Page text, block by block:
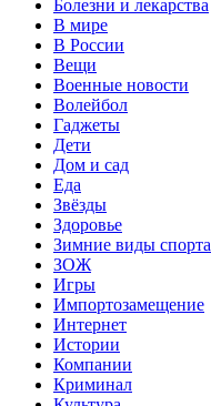
Болезни и лекарства
В мире
В России
Вещи
Военные новости
Волейбол
Гаджеты
Дети
Дом и сад
Еда
Звёзды
Здоровье
Зимние виды спорта
ЗОЖ
Игры
Импортозамещение
Интернет
Истории
Компании
Криминал